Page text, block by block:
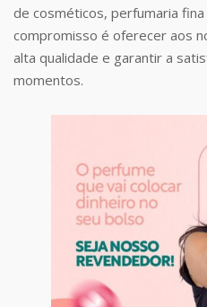
de cosméticos, perfumaria fina
compromisso é oferecer aos
alta qualidade e garantir a
momentos.